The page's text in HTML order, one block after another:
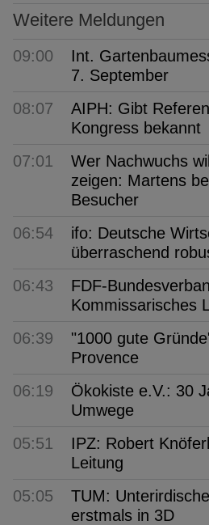
Weitere Meldungen
09:00
Int.
7. September
08:07
AIPH: Gibt
Kongress bekannt
07:01
Wer Nachwuchs
zeigen: Martens
Besucher
06:54
ifo: Deutsche
überraschend
06:43
FDF-
Kommissarisches
06:39
"1000 gute
Provence
06:19
Ökokiste e.V.: 30
Umwege
05:51
IPZ: Robert
Leitung
05:05
TUM:
erstmals in 3D